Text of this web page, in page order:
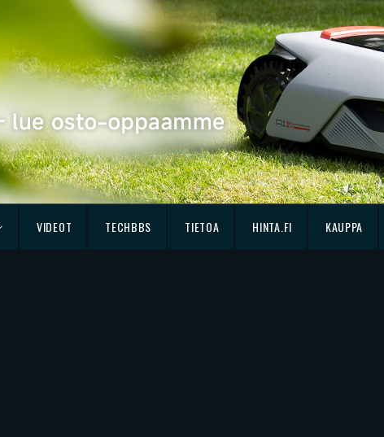
VIDEOT TECHBBS TIETOA HINTA.FI KAUPPA